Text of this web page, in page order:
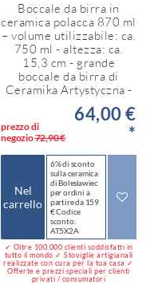
Boccale da birra in
ceramica polacca 870 ml
– volume utilizzabile: ca.
750 ml - altezza: ca.
15,3 cm - grande
boccale da birra di
Ceramika Artystyczna -
prezzo di
negozio72,90 €
64,00 €
*
Nel
carrello
6% di sconto
sulla ceramica
di Bolesławiec
per ordini a
partire da 159
€ Codice
sconto:
AT5X2A
✓ Oltre 100.000 clienti soddisfatti in
tutto il mondo ✓ Stoviglie artigianali
realizzate con cura per la tua casa ✓
Offerte e prezzi speciali per clienti
privati / consumatori